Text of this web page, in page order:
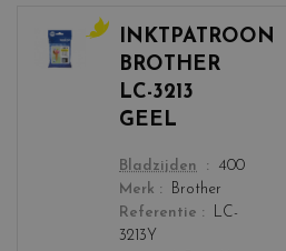
INKTPATROON
BROTHER
LC-3213
GEEL
color
Bladzijden
400
Merk
Brother
Referentie
LC-
3213Y